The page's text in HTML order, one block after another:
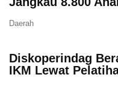
Daerah
Diskoperindag
IKM Lewat